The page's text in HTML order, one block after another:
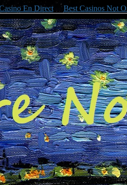
En Direct Best Casinos Not